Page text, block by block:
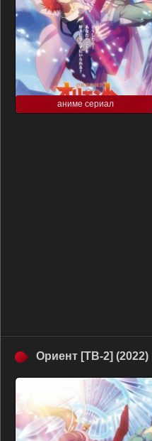
аниме сериал
Ориент [ТВ-2] (2022)